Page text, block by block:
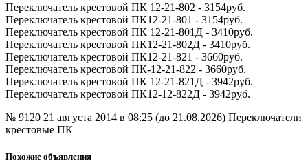
Переключатель крестовой ПК 12-21-802 - 3154руб.
Переключатель крестовой ПК12-21-801 - 3154руб.
Переключатель крестовой ПК 12-21-801Д - 3410руб.
Переключатель крестовой ПК12-21-802Д - 3410руб.
Переключатель крестовой ПК12-21-821 - 3660руб.
Переключатель крестовой ПК-12-21-822 - 3660руб.
Переключатель крестовой ПК 12-21-821Д - 3942руб.
Переключатель крестовой ПК12-12-822Д - 3942руб.
№ 9120 21 августа 2014 в 08:25 (до 21.08.2026) Переключатели
крестовые ПК
Похожие объявления